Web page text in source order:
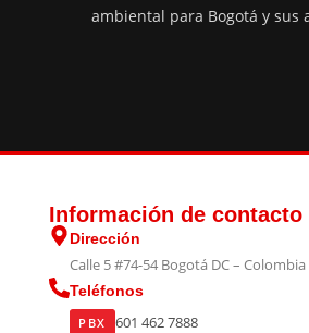
ambiental para Bogotá y sus
Información de contacto
Dirección
Calle 5 #74-54 Bogotá DC – Colombia
Teléfonos
PBX 601 462 7888